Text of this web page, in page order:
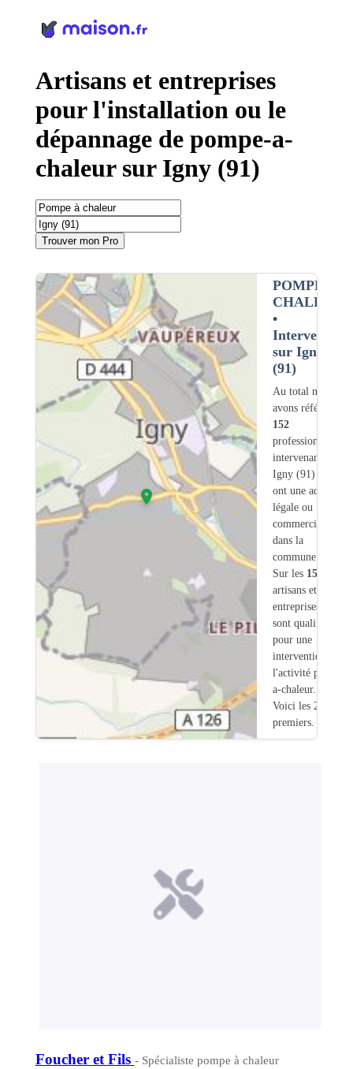
Artisans et entreprises
pour l'installation ou le
dépannage de pompe-a-
chaleur sur Igny (91)
Trouver mon Pro
POMPE À
CHALEUR
•
Intervention
sur Igny
(91)
Au total nous
avons référencé
152
professionnels
intervenant sur
Igny (91) dont
ont une adresse
légale ou
commerciale
dans la
commune.
Sur les 152
artisans et
entreprises
sont qualifiés
pour une
intervention sur
l'activité pompe-
a-chaleur.
Voici les 20
premiers.
Foucher et Fils - Spécialiste pompe à chaleur